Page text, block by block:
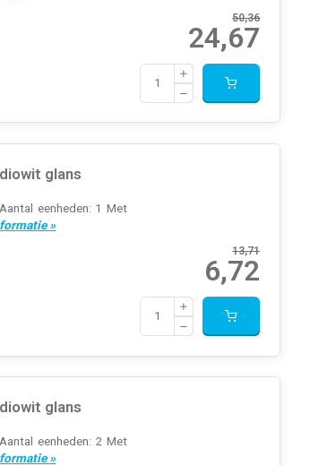
50,36
24,67
glans
eenheden: 1 Met
»
13,71
6,72
glans
eenheden: 2 Met
»